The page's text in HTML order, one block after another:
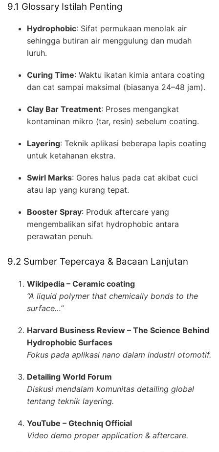
9.1 Glossary Istilah Penting
Hydrophobic: Sifat permukaan menolak air
sehingga butiran air menggulung dan mudah
luruh.
Curing Time: Waktu ikatan kimia antara coating
dan cat sampai maksimal (biasanya 24–48 jam).
Clay Bar Treatment: Proses mengangkat
kontaminan mikro (tar, resin) sebelum coating.
Layering: Teknik aplikasi beberapa lapis coating
untuk ketahanan ekstra.
Swirl Marks: Gores halus pada cat akibat cuci
atau lap yang kurang tepat.
Booster Spray: Produk aftercare yang
mengembalikan sifat hydrophobic antara
perawatan penuh.
9.2 Sumber Tepercaya & Bacaan Lanjutan
Wikipedia – Ceramic coating
“A liquid polymer that chemically bonds to the
surface…”
Harvard Business Review – The Science Behind
Hydrophobic Surfaces
Fokus pada aplikasi nano dalam industri otomotif.
Detailing World Forum
Diskusi mendalam komunitas detailing global
tentang teknik layering.
YouTube – Gtechniq Official
Video demo proper application & aftercare.